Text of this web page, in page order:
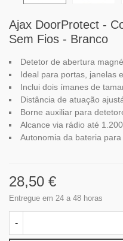
Ajax DoorProtect -
Sem Fios - Branco
Detetor de abertura
Ideal para portas, janelas
Inclui dois ímanes de
Distância de atuação
Borne auxiliar para
Alcance via rádio até
Autonomia da bateria para
28,50 €
Entregue em 24 a 48 horas
-